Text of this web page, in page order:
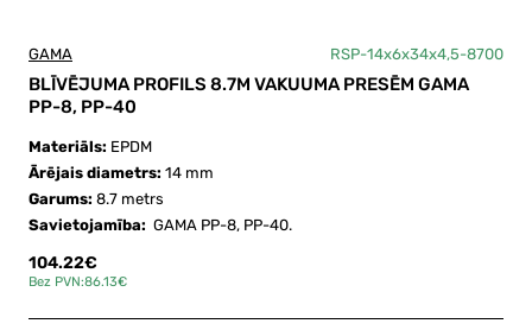
GAMA RSP-14x6x34x4,5-8700
BLĪVĒJUMA PROFILS 8.7M VAKUUMA PRESĒM GAMA
PP-8, PP-40
Materiāls: EPDM
Ārējais diametrs: 14 mm
Garums: 8.7 metrs
Savietojamība: GAMA PP-8, PP-40.
104.22€
Bez PVN:86.13€